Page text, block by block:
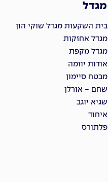
מגדל
בית השקעות מגדל שוקי הון
מגדל אחזקות
מגדל מקפת
אודות יוזמה
מבטח סיימון
שחם - אורלן
שגיא יוגב
איחוד
פלתורס